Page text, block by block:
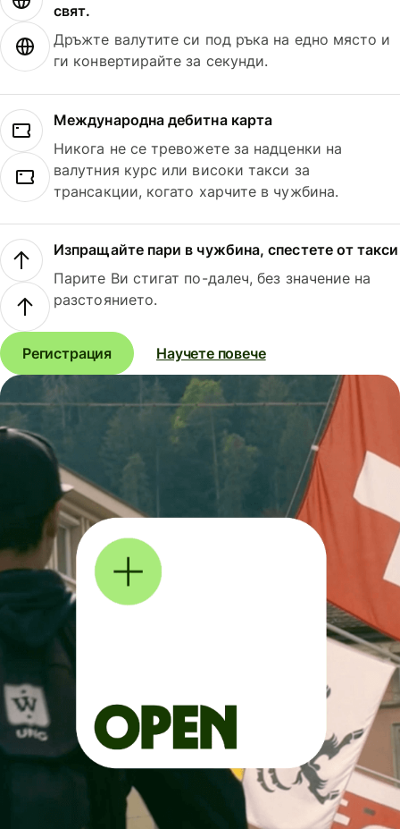
свят.
Дръжте валутите си под ръка на едно място и
ги конвертирайте за секунди.
Международна дебитна карта
Никога не се тревожете за надценки на
валутния курс или високи такси за
трансакции, когато харчите в чужбина.
Изпращайте пари в чужбина, спестете от такси
Парите Ви стигат по-далеч, без значение на
разстоянието.
Регистрация Научете повече